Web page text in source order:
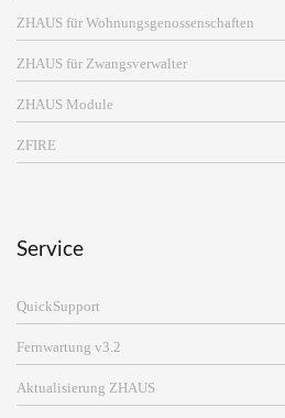
ZHAUS für Wohnungsgenossenschaften
ZHAUS für Zwangsverwalter
ZHAUS Module
ZFIRE
Service
QuickSupport
Fernwartung v3.2
Aktualisierung ZHAUS